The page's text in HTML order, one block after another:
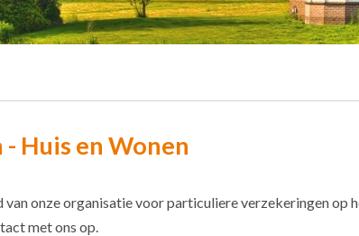
Huis en Wonen
onze organisatie voor particuliere verzekeringen op
met ons op.